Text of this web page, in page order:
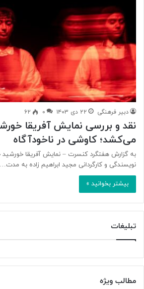
دبیر فرهنگی ۲۲ دی ۱۴۰۳ ۰ ۶۲
نقد و بررسی نمایش آفریقا
می‌کشد؛ کاوشی در ناخودآگاه
به گزارش هفتگرد کنسرت – نمایش آفریقا
نویسندگی و کارگردانی مجید ابراهیم زاده به مدت…
بیشتر بخوانید »
تبلیغات
مطالب ویژه